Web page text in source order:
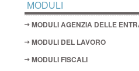
MODULI
MODULI AGENZIA DELLE
MODULI DEL LAVORO
MODULI FISCALI